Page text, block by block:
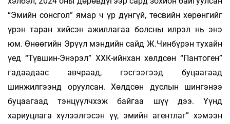
“Эмийн сонсгол” ямар ч үр дүнгүй, төсвийн хөрөнгийг
үрэн таран хийсэн ажиллагаа болсны илрэл нь энэ
юм. Өнөөгийн Эрүүл мэндийн сайд Ж.Чинбүрэн тухайн
үед “Түвшин-Энэрэл” ХХК-ийнхан хөлдсөн “Пантоген”
гадаадаас авчраад, гэсгээгээд буцаагаад
шинжилгээнд оруулсан. Хөлдсөн дуслын шингэнээ
буцаагаад тэнцүүлчхэж байгаа шүү дээ. Үүнд
хариуцлага хүлээлгэсэн үү, эмийн агентлаг” хэмээн